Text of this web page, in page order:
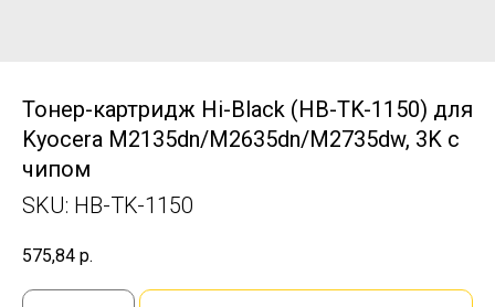
Тонер-картридж Hi-Black (HB-TK-1150) для
Kyocera M2135dn/M2635dn/M2735dw, 3K с
чипом
SKU: HB-TK-1150
575,84 р.